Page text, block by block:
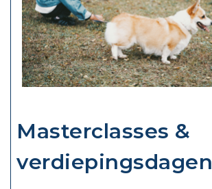
Masterclasses &
verdiepingsdagen